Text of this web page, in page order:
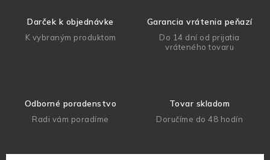
Darček k objednávke
K vybraným produktom
Garancia vrátenia peňazí
Do 14 dní od prijatia
vráteného tovaru
Odborné poradenstvo
Radi vám poradíme
Tovar skladom
Doručíme do 48 hodín